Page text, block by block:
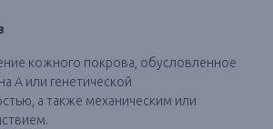
кожного покрова, обусловленное
A или генетической
а также механическим или